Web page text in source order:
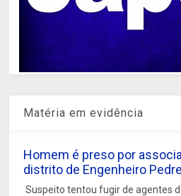
Matéria em evidência
Homem é preso por
distrito de Engenheiro
Suspeito tentou fugir de agentes